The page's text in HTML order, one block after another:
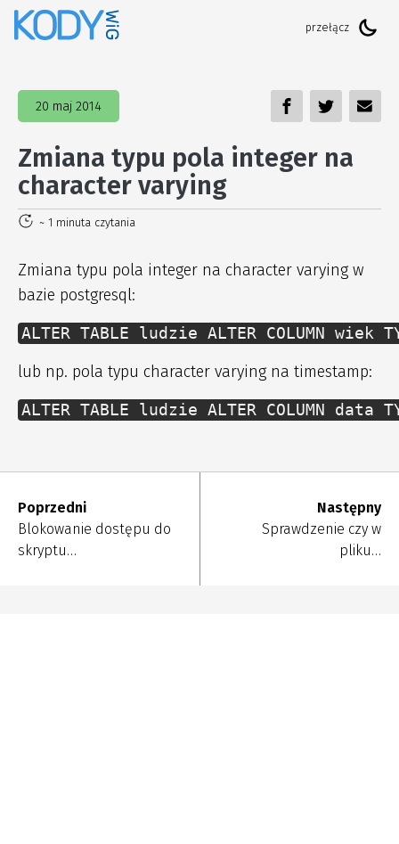
20 maj 2014
Zmiana typu pola integer na
character varying
~ 1 minuta czytania
Zmiana typu pola integer na character varying w
bazie postgresql:
ALTER TABLE ludzie ALTER COLUMN
lub np. pola typu character varying na timestamp:
ALTER TABLE ludzie ALTER COLUMN
Poprzedni
Blokowanie dostępu do
skryptu…
Następny
Sprawdzenie czy w
pliku…